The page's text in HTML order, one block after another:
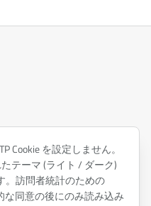
Cookie を設定しません。
テーマ (ライト / ダーク)
。訪問者統計のための
な同意の後にのみ読み込み